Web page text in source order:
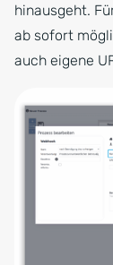
hinausgeht.
ab sofort
auch eigene